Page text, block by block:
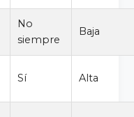
No
siempre
Baja
Sí Alta